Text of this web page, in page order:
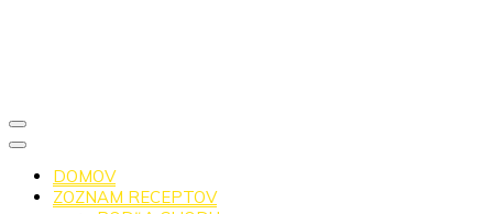
DOMOV
ZOZNAM RECEPTOV